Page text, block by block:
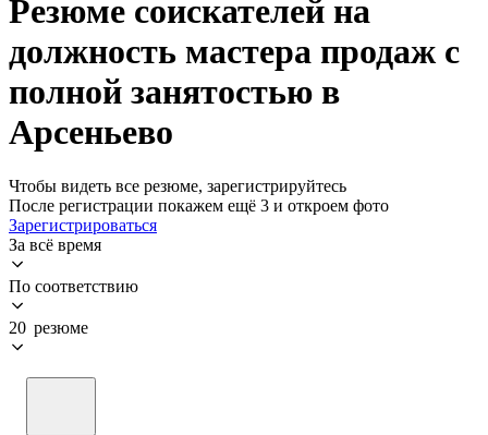
Резюме соискателей на
должность мастера продаж с
полной занятостью в
Арсеньево
Чтобы видеть все резюме, зарегистрируйтесь
После регистрации покажем ещё 3 и откроем фото
Зарегистрироваться
За всё время
По соответствию
20 резюме